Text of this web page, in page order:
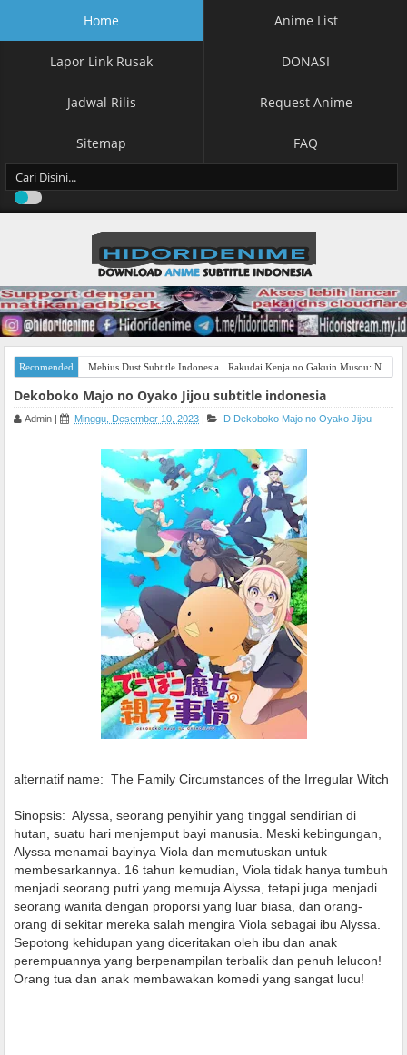
Home Anime List
Lapor Link Rusak DONASI
Jadwal Rilis Request Anime
Sitemap FAQ
Recomended Mebius Dust Subtitle Indonesia Rakudai Kenja no Gakuin Musou: Nidome no Tensei, S-Rank Cheat Majutsushi Boukenroku Subtitle Indonesia
Dekoboko Majo no Oyako Jijou subtitle indonesia
Admin | Minggu, Desember 10, 2023 | D Dekoboko Majo no Oyako Jijou
alternatif name: The Family Circumstances of the Irregular Witch
Sinopsis: Alyssa, seorang penyihir yang tinggal sendirian di
hutan, suatu hari menjemput bayi manusia. Meski kebingungan,
Alyssa menamai bayinya Viola dan memutuskan untuk
membesarkannya. 16 tahun kemudian, Viola tidak hanya tumbuh
menjadi seorang putri yang memuja Alyssa, tetapi juga menjadi
seorang wanita dengan proporsi yang luar biasa, dan orang-
orang di sekitar mereka salah mengira Viola sebagai ibu Alyssa.
Sepotong kehidupan yang diceritakan oleh ibu dan anak
perempuannya yang berpenampilan terbalik dan penuh lelucon!
Orang tua dan anak membawakan komedi yang sangat lucu!